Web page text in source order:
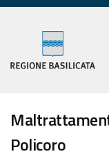
Policoro